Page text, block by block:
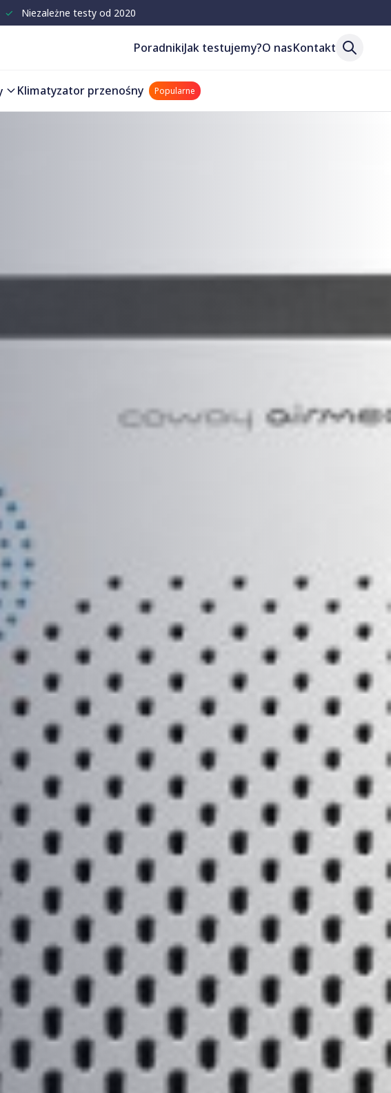
✓ Niezależne testy od 2020
PoradnikiJak testujemy?O nasKontakt
Klimatyzator przenośny Popularne